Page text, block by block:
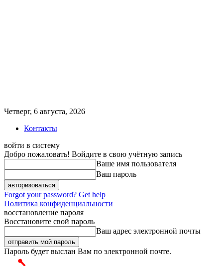
Четверг, 6 августа, 2026
Контакты
войти в систему
Добро пожаловать! Войдите в свою учётную запись
Ваше имя пользователя
Ваш пароль
Forgot your password? Get help
Политика конфиденциальности
восстановление пароля
Восстановите свой пароль
Ваш адрес электронной почты
Пароль будет выслан Вам по электронной почте.